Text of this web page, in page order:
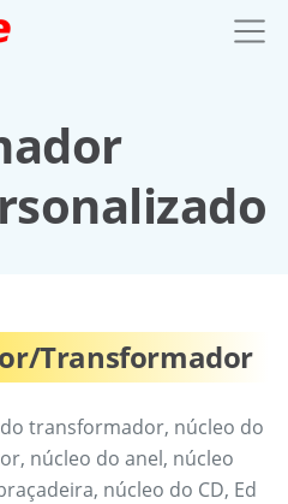
Transformador
transformador, núcleo do
núcleo do anel, núcleo
núcleo do CD, Ed